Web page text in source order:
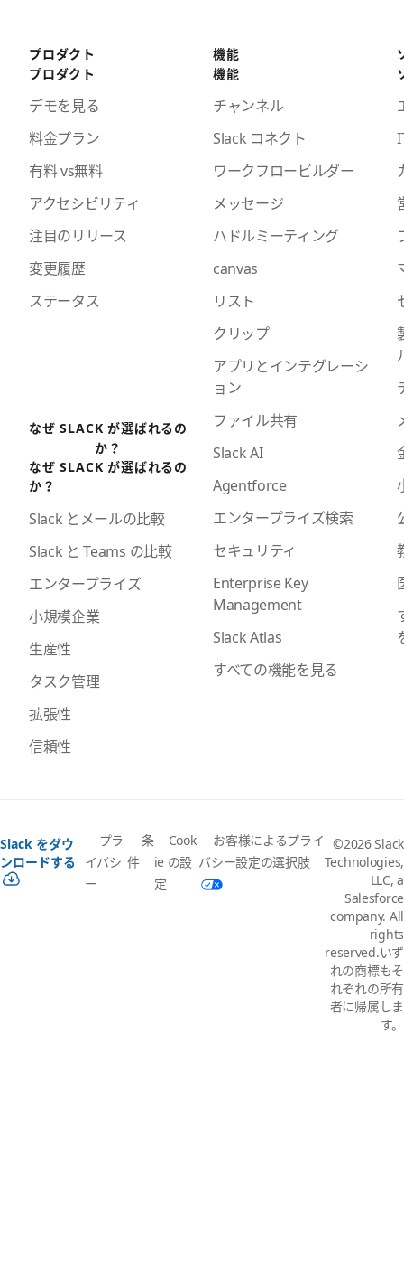
プロダクト
プロダクト
デモを見る
料金プラン
有料 vs無料
アクセシビリティ
注目のリリース
変更履歴
ステータス
なぜ SLACK が選ばれるの
か？
なぜ SLACK が選ばれるの
か？
Slack とメールの比較
Slack と Teams の比較
エンタープライズ
小規模企業
生産性
タスク管理
拡張性
信頼性
機能
機能
チャンネル
Slack コネクト
ワークフロービルダー
メッセージ
ハドルミーティング
canvas
リスト
クリップ
アプリとインテグレーシ
ョン
ファイル共有
Slack AI
Agentforce
エンタープライズ検索
セキュリティ
Enterprise Key
Management
Slack Atlas
すべての機能を見る
Slack をダウ
ンロードする
プラ
イバシ
ー
条
件
Cook
ie の設
定
お客様によるプライ
バシー設定の選択肢
©2026 Slack
Technologies,
LLC, a
Salesforce
company. All
rights
reserved.いず
れの商標もそ
れぞれの所有
者に帰属しま
す。